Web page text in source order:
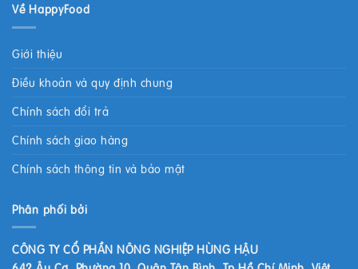
Về HappyFood
Giới thiệu
Điều khoản và quy định chung
Chính sách đổi trả
Chính sách giao hàng
Chính sách thông tin và bảo mật
Phân phối bởi
CÔNG TY CỔ PHẦN NÔNG NGHIỆP HÙNG HẬU